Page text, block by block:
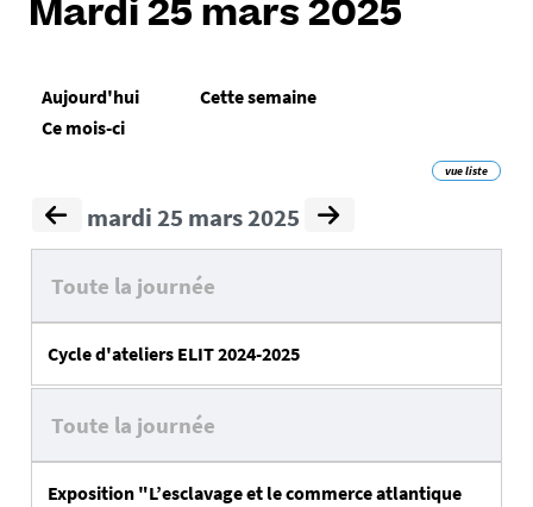
Mardi 25 mars 2025
Aujourd'hui
Cette semaine
Ce mois-ci
vue liste
mardi 25 mars 2025
Toute la journée
Cycle d'ateliers ELIT 2024-2025
Toute la journée
Exposition "L’esclavage et le commerce atlantique